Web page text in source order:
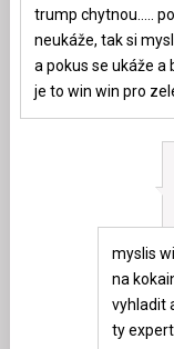
trump chytnou…..
neukáže, tak si
a pokus se ukáže a
je to win win pro
myslis
na
vyhladit
ty